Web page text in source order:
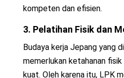
kompeten dan efisien.
3. Pelatihan Fisik dan
Budaya kerja Jepang yang
memerlukan ketahanan
kuat. Oleh karena itu, LPK